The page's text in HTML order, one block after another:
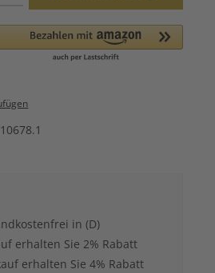
in (D)
erhalten Sie 2% Rabatt
erhalten Sie 4% Rabatt